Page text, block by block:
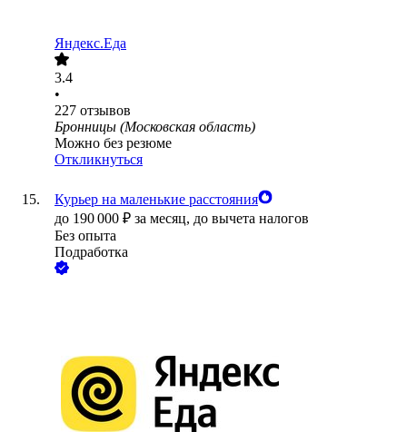
Яндекс.Еда
3.4
•
227 отзывов
Бронницы (Московская область)
Можно без резюме
Откликнуться
Курьер на маленькие расстояния
до 190 000 ₽ за месяц, до вычета налогов
Без опыта
Подработка